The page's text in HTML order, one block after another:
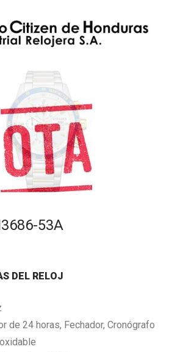
53A
DEL RELOJ
de 24 horas, Fechador, Cronógrafo